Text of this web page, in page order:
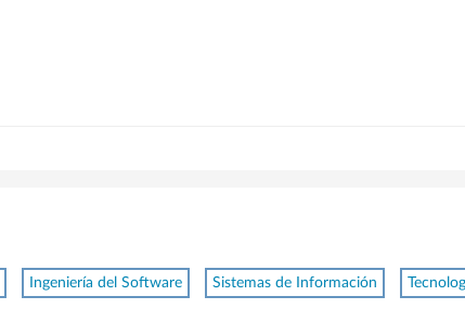
Ingeniería del Software Sistemas de Información